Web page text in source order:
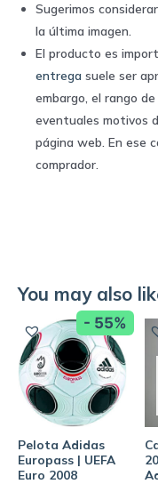
Sugerimos
la última imagen.
El producto es
entrega suele ser
embargo, el rango
eventuales motivos
página web. En ese
comprador.
You may also
- 55%
Pelota Adidas
Europass | UEFA
Euro 2008